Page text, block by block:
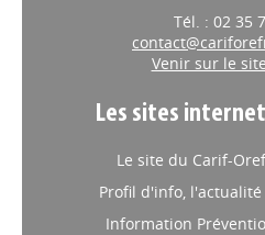
Tél. : 02 35
Venir sur le
Les sites
Le site du Carif-
Profil d'info,
Information